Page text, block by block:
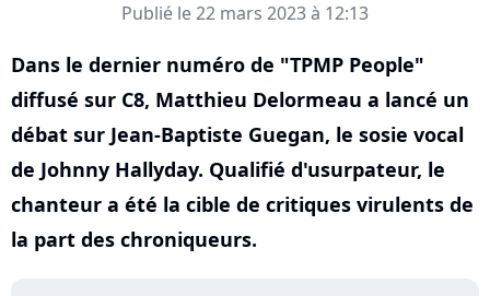
Publié le 22 mars 2023 à 12:13
Dans le dernier numéro de "TPMP People"
diffusé sur C8, Matthieu Delormeau a lancé un
débat sur Jean-Baptiste Guegan, le sosie vocal
de Johnny Hallyday. Qualifié d'usurpateur, le
chanteur a été la cible de critiques virulents de
la part des chroniqueurs.